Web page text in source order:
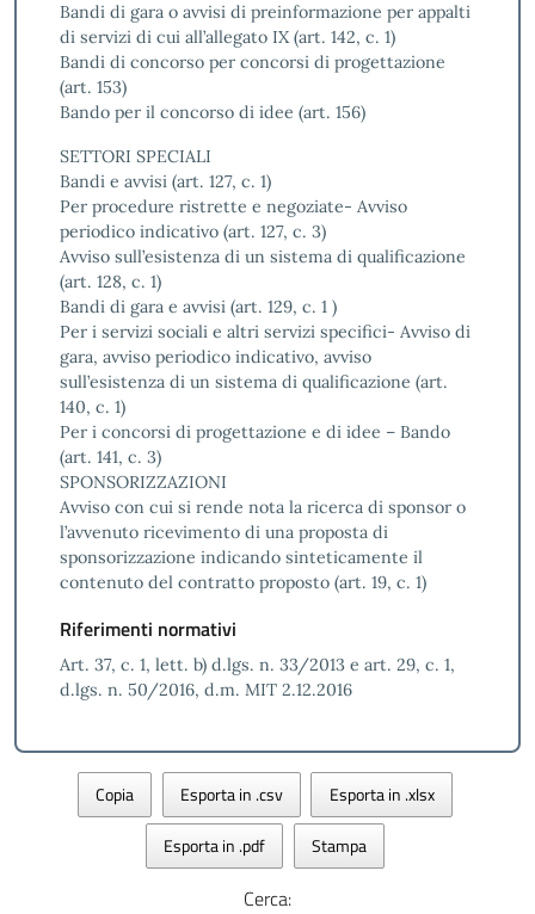
Bandi di gara o avvisi di preinformazione per appalti
di servizi di cui all’allegato IX (art. 142, c. 1)
Bandi di concorso per concorsi di progettazione
(art. 153)
Bando per il concorso di idee (art. 156)
SETTORI SPECIALI
Bandi e avvisi (art. 127, c. 1)
Per procedure ristrette e negoziate- Avviso
periodico indicativo (art. 127, c. 3)
Avviso sull’esistenza di un sistema di qualificazione
(art. 128, c. 1)
Bandi di gara e avvisi (art. 129, c. 1 )
Per i servizi sociali e altri servizi specifici- Avviso di
gara, avviso periodico indicativo, avviso
sull’esistenza di un sistema di qualificazione (art.
140, c. 1)
Per i concorsi di progettazione e di idee – Bando
(art. 141, c. 3)
SPONSORIZZAZIONI
Avviso con cui si rende nota la ricerca di sponsor o
l’avvenuto ricevimento di una proposta di
sponsorizzazione indicando sinteticamente il
contenuto del contratto proposto (art. 19, c. 1)
Riferimenti normativi
Art. 37, c. 1, lett. b) d.lgs. n. 33/2013 e art. 29, c. 1,
d.lgs. n. 50/2016, d.m. MIT 2.12.2016
Copia Esporta in .csv Esporta in .xlsx
Esporta in .pdf Stampa
Cerca: